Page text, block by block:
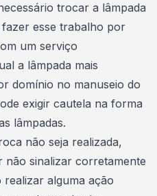
trocar a lâmpada
esse trabalho por
um serviço
a lâmpada mais
domínio no manuseio do
exigir cautela na forma
lâmpadas.
não seja realizada,
sinalizar corretamente
realizar alguma ação